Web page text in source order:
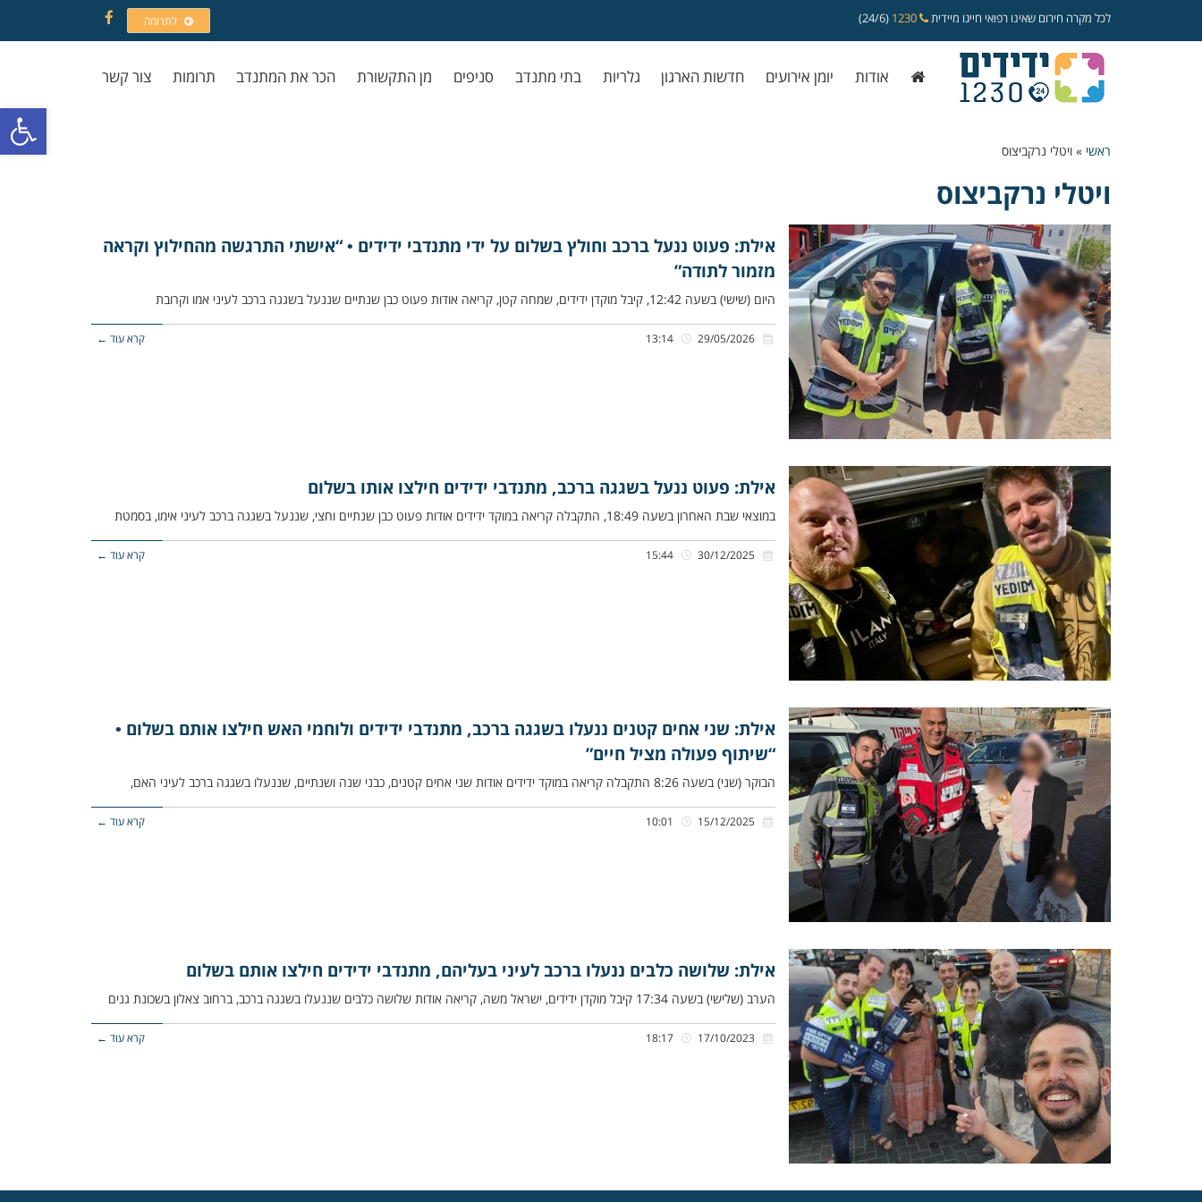
פתח
לכל מקרה חירום שאינו רפואי חייגו מיידית (24/6) לתרומה
Facebook
אודות יומן אירועים חדשות הארגון גלריות בתי מתנדב סניפים מן התקשורת הכר את המתנדב תרומות צור קשר
ראשי » ויטלי נרקביצוס
ויטלי נרקביצוס
אילת: פעוט ננעל ברכב וחולץ בשלום על ידי מתנדבי ידידים • “אישתי התרגשה מהחילוץ וקראה
מזמור לתודה”
היום (שישי) בשעה 12:42, קיבל מוקדן ידידים, שמחה קטן, קריאה אודות פעוט כבן שנתיים שננעל בשגגה ברכב לעיני אמו וקרובת
קרא עוד ←
אילת: פעוט ננעל בשגגה ברכב, מתנדבי ידידים חילצו אותו בשלום
במוצאי שבת האחרון בשעה 18:49, התקבלה קריאה במוקד ידידים אודות פעוט כבן שנתיים וחצי, שננעל בשגגה ברכב לעיני אימו, בסמטת
קרא עוד ←
אילת: שני אחים קטנים ננעלו בשגגה ברכב, מתנדבי ידידים ולוחמי האש חילצו אותם בשלום •
“שיתוף פעולה מציל חיים”
הבוקר (שני) בשעה 8:26 התקבלה קריאה במוקד ידידים אודות שני אחים קטנים, כבני שנה ושנתיים, שננעלו בשגגה ברכב לעיני האם,
קרא עוד ←
אילת: שלושה כלבים ננעלו ברכב לעיני בעליהם, מתנדבי ידידים חילצו אותם בשלום
הערב (שלישי) בשעה 17:34 קיבל מוקדן ידידים, ישראל משה, קריאה אודות שלושה כלבים שננעלו בשגגה ברכב, ברחוב צאלון בשכונת גנים
קרא עוד ←